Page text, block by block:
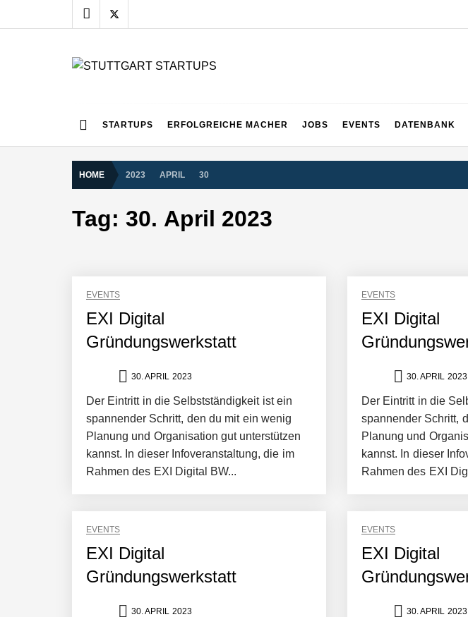
to
STARTUPS ERFOLGREICHE MACHER JOBS EVENTS DATENBANK
HOME 2023 APRIL 30
Tag:30. April 2023
EVENTS
EXI Digital
Gründungswerkstatt
30. APRIL 2023
Der Eintritt in die Selbstständigkeit ist ein
spannender Schritt, den du mit ein wenig
Planung und Organisation gut unterstützen
kannst. In dieser Infoveranstaltung, die im
Rahmen des EXI Digital BW...
EVENTS
EXI Digital
30. APRIL 2023
Der Eintritt in die
spannender Schritt,
Planung und
kannst. In dieser
Rahmen des EXI
EVENTS
EXI Digital
Gründungswerkstatt
30. APRIL 2023
EVENTS
EXI Digital
30. APRIL 2023